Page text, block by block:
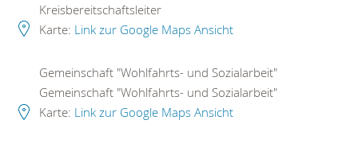
Kreisbereitschaftsleiter
Karte: Link zur Google Maps Ansicht
Gemeinschaft "Wohlfahrts- und Sozialarbeit"
Gemeinschaft "Wohlfahrts- und Sozialarbeit"
Karte: Link zur Google Maps Ansicht